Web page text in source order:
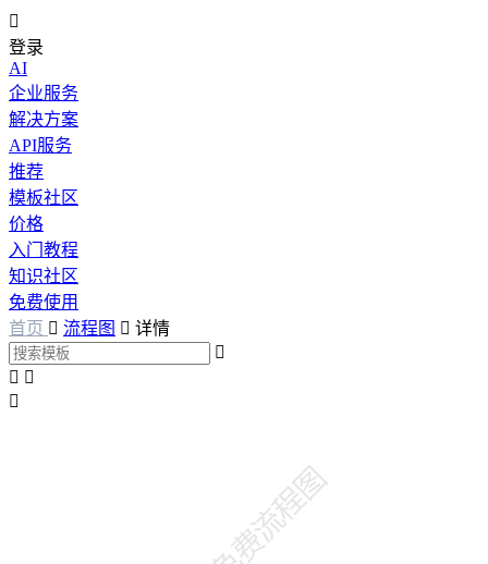

登录
AI
企业服务
解决方案
API服务
推荐
模板社区
价格
入门教程
知识社区
免费使用
首页  流程图  详情

 
